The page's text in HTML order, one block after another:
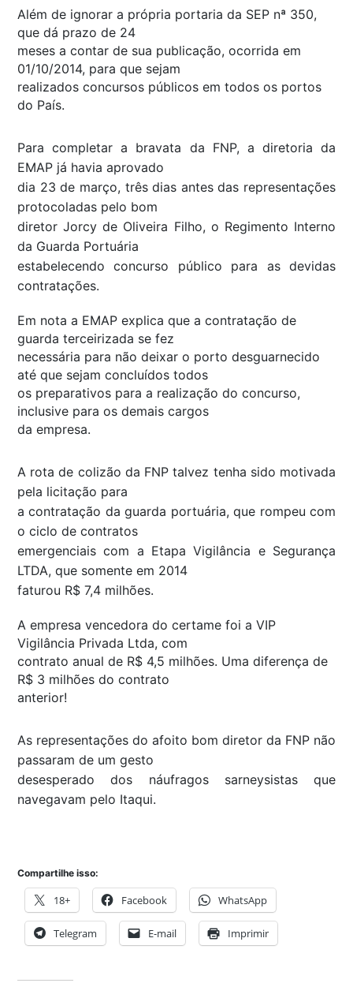
Além de ignorar a própria portaria da SEP nª 350,
que dá prazo de 24
meses a contar de sua publicação, ocorrida em
01/10/2014, para que sejam
realizados concursos públicos em todos os portos
do País.
Para completar a bravata da FNP, a diretoria da
EMAP já havia aprovado
dia 23 de março, três dias antes das representações
protocoladas pelo bom
diretor Jorcy de Oliveira Filho, o Regimento Interno
da Guarda Portuária
estabelecendo concurso público para as devidas
contratações.
Em nota a EMAP explica que a contratação de
guarda terceirizada se fez
necessária para não deixar o porto desguarnecido
até que sejam concluídos todos
os preparativos para a realização do concurso,
inclusive para os demais cargos
da empresa.
A rota de colizão da FNP talvez tenha sido motivada
pela licitação para
a contratação da guarda portuária, que rompeu com
o ciclo de contratos
emergenciais com a Etapa Vigilância e Segurança
LTDA, que somente em 2014
faturou R$ 7,4 milhões.
A empresa vencedora do certame foi a VIP
Vigilância Privada Ltda, com
contrato anual de R$ 4,5 milhões. Uma diferença de
R$ 3 milhões do contrato
anterior!
As representações do afoito bom diretor da FNP não
passaram de um gesto
desesperado dos náufragos sarneysistas que
navegavam pelo Itaqui.
Compartilhe isso:
18+ Facebook WhatsApp
Telegram E-mail Imprimir